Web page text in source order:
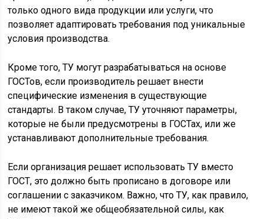
только одного вида продукции или услуги, что
позволяет адаптировать требования под уникальные
условия производства.
Кроме того, ТУ могут разрабатываться на основе
ГОСТов, если производитель решает внести
специфические изменения в существующие
стандарты. В таком случае, ТУ уточняют параметры,
которые не были предусмотрены в ГОСТах, или же
устанавливают дополнительные требования.
Если организация решает использовать ТУ вместо
ГОСТ, это должно быть прописано в договоре или
соглашении с заказчиком. Важно, что ТУ, как правило,
не имеют такой же общеобязательной силы, как